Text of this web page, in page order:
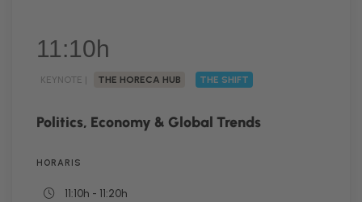
11:10h
KEYNOTE | THE HORECA HUB THE SHIFT
Politics, Economy & Global Trends
HORARIS
11:10h - 11:20h